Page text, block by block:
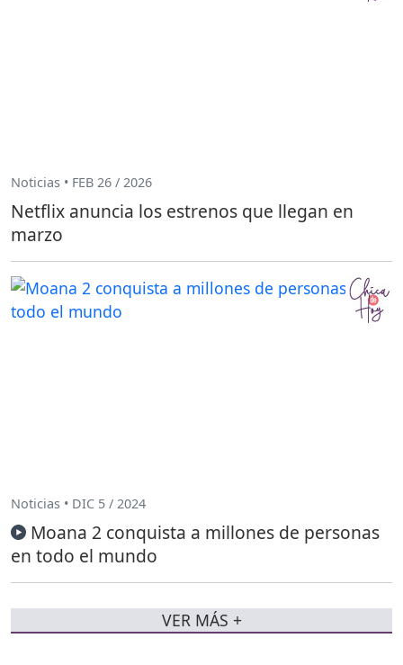
Noticias • FEB 26 / 2026
Netflix anuncia los estrenos que llegan en
marzo
Noticias • DIC 5 / 2024
Moana 2 conquista a millones de personas
en todo el mundo
VER MÁS +